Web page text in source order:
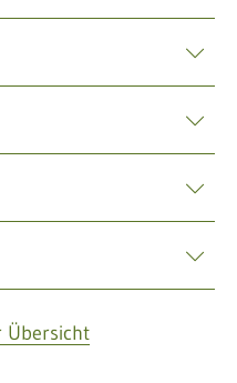
Übersicht